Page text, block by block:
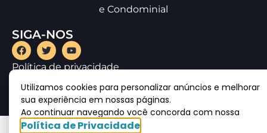
e Condominial
SIGA-NOS
Política de privacidade
Utilizamos cookies para personalizar anúncios e melhorar
sua experiência em nossas páginas.
Ao continuar navegando você concorda com nossa
Política de Privacidade